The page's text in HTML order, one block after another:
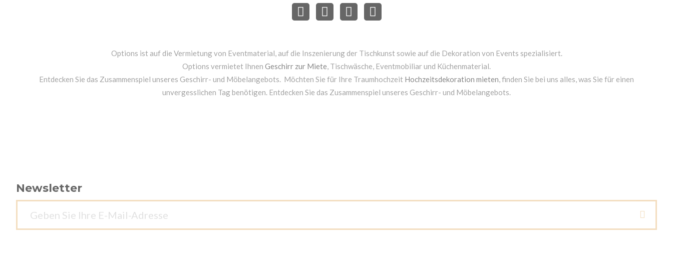
Options ist auf die Vermietung von Eventmaterial, auf die Inszenierung der Tischkunst sowie auf die Dekoration von Events spezialisiert.
Options vermietet Ihnen Geschirr zur Miete, Tischwäsche, Eventmobiliar und Küchenmaterial.
Entdecken Sie das Zusammenspiel unseres Geschirr- und Möbelangebots. Möchten Sie für Ihre Traumhochzeit Hochzeitsdekoration mieten, finden Sie bei uns alles, was Sie für einen
unvergesslichen Tag benötigen. Entdecken Sie das Zusammenspiel unseres Geschirr- und Möbelangebots.
Newsletter